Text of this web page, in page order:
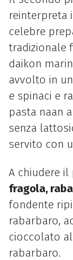
reinterpreta
celebre
tradizionale
daikon
avvolto in
e spinaci e
pasta naan
senza
servito con
A chiudere il
fragola,
fondente
rabarbaro,
cioccolato
rabarbaro.